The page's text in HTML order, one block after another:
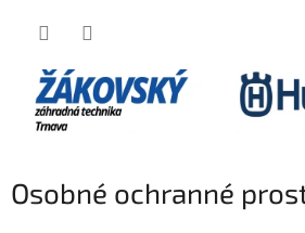
Osobné ochranné